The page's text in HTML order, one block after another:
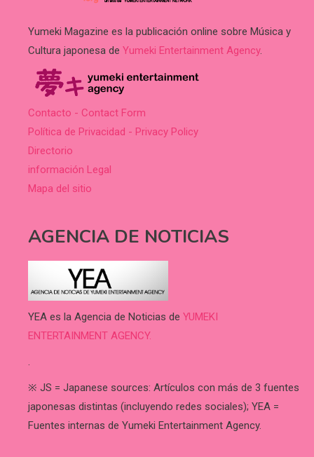
Yumeki Magazine es la publicación online sobre Música y
Cultura japonesa de Yumeki Entertainment Agency.
Contacto - Contact Form
Política de Privacidad - Privacy Policy
Directorio
información Legal
Mapa del sitio
AGENCIA DE NOTICIAS
YEA es la Agencia de Noticias de YUMEKI
ENTERTAINMENT AGENCY.
.
※ JS = Japanese sources: Artículos con más de 3 fuentes
japonesas distintas (incluyendo redes sociales); YEA =
Fuentes internas de Yumeki Entertainment Agency.